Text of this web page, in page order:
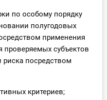
по особому порядку
полугодовых
применения
проверяемых субъектов
риска посредством
критериев;